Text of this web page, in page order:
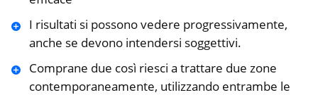
I risultati si possono vedere progressivamente,
anche se devono intendersi soggettivi.
Comprane due così riesci a trattare due zone
contemporaneamente, utilizzando entrambe le